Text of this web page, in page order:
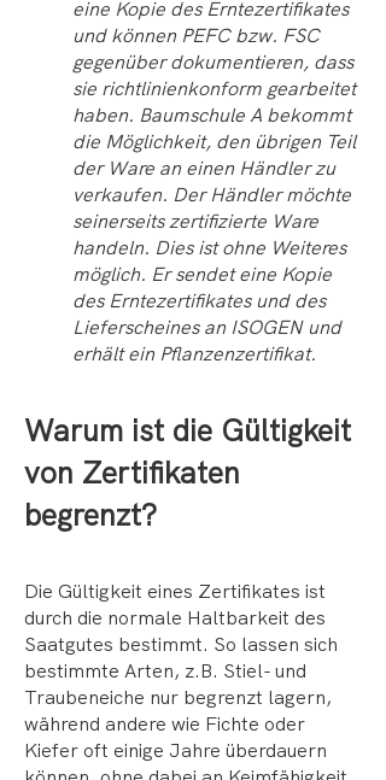
eine Kopie des Erntezertifikates
und können PEFC bzw. FSC
gegenüber dokumentieren, dass
sie richtlinienkonform gearbeitet
haben. Baumschule A bekommt
die Möglichkeit, den übrigen Teil
der Ware an einen Händler zu
verkaufen. Der Händler möchte
seinerseits zertifizierte Ware
handeln. Dies ist ohne Weiteres
möglich. Er sendet eine Kopie
des Erntezertifikates und des
Lieferscheines an ISOGEN und
erhält ein Pflanzenzertifikat.
Warum ist die Gültigkeit
von Zertifikaten
begrenzt?
Die Gültigkeit eines Zertifikates ist
durch die normale Haltbarkeit des
Saatgutes bestimmt. So lassen sich
bestimmte Arten, z.B. Stiel- und
Traubeneiche nur begrenzt lagern,
während andere wie Fichte oder
Kiefer oft einige Jahre überdauern